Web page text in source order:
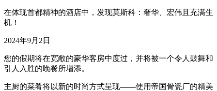
在体现首都精神的酒店中，发现莫斯科：奢华、宏伟且充满生
机！
2024年9月2日
您的假期将在宽敞的豪华客房中度过，并将被一个令人鼓舞和
引人入胜的晚餐所增添。
主厨的菜肴将以新的时尚方式呈现––––使用帝国骨瓷厂的精美